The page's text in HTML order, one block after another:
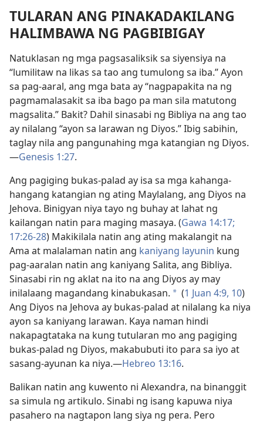
TULARAN ANG PINAKADAKILANG
HALIMBAWA NG PAGBIBIGAY
Natuklasan ng mga pagsasaliksik sa siyensiya na
“lumilitaw na likas sa tao ang tumulong sa iba.” Ayon
sa pag-aaral, ang mga bata ay “nagpapakita na ng
pagmamalasakit sa iba bago pa man sila matutong
magsalita.” Bakit? Dahil sinasabi ng Bibliya na ang tao
ay nilalang “ayon sa larawan ng Diyos.” Ibig sabihin,
taglay nila ang pangunahing mga katangian ng Diyos.
—Genesis 1:27.
Ang pagiging bukas-palad ay isa sa mga kahanga-
hangang katangian ng ating Maylalang, ang Diyos na
Jehova. Binigyan niya tayo ng buhay at lahat ng
kailangan natin para maging masaya. (Gawa 14:17;
17:26-28) Makikilala natin ang ating makalangit na
Ama at malalaman natin ang kaniyang layunin kung
pag-aaralan natin ang kaniyang Salita, ang Bibliya.
Sinasabi rin ng aklat na ito na ang Diyos ay may
inilalaang magandang kinabukasan. a (1 Juan 4:9, 10)
Ang Diyos na Jehova ay bukas-palad at nilalang ka niya
ayon sa kaniyang larawan. Kaya naman hindi
nakapagtataka na kung tutularan mo ang pagiging
bukas-palad ng Diyos, makabubuti ito para sa iyo at
sasang-ayunan ka niya.—Hebreo 13:16.
Balikan natin ang kuwento ni Alexandra, na binanggit
sa simula ng artikulo. Sinabi ng isang kapuwa niya
pasahero na nagtapon lang siya ng pera. Pero